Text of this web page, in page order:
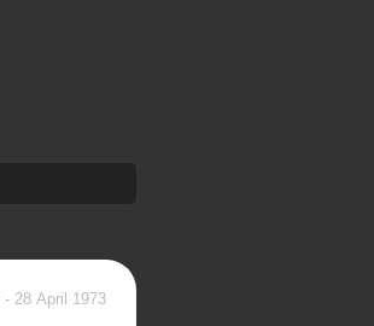
- 28 April 1973